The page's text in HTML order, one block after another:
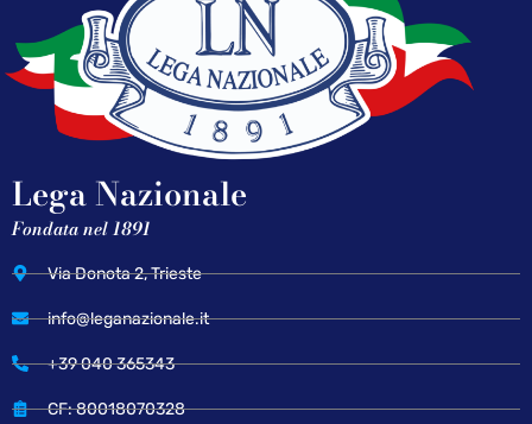
Lega Nazionale
Fondata nel 1891
Via Donota 2, Trieste
info@leganazionale.it
+39 040 365343
CF: 80018070328